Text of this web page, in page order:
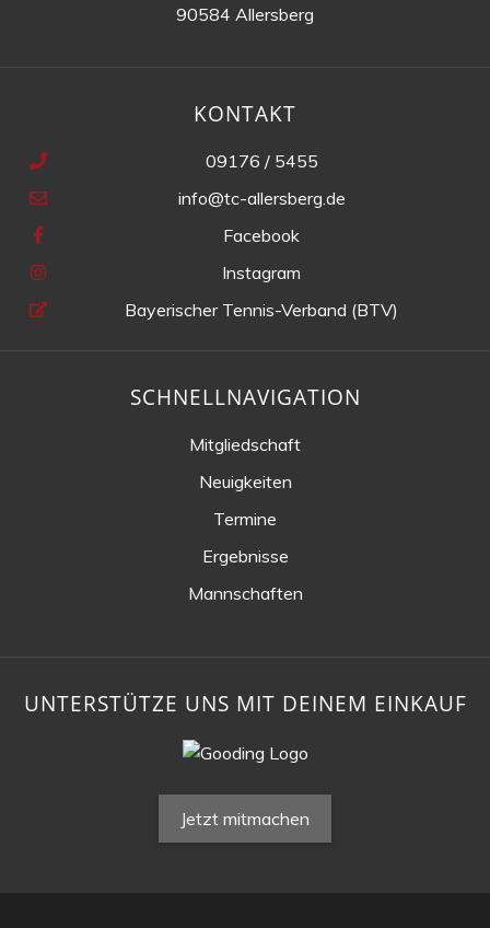
90584 Allersberg
KONTAKT
09176 / 5455
info@tc-allersberg.de
Facebook
Instagram
Bayerischer Tennis-Verband (BTV)
SCHNELLNAVIGATION
Mitgliedschaft
Neuigkeiten
Termine
Ergebnisse
Mannschaften
UNTERSTÜTZE UNS MIT DEINEM EINKAUF
Jetzt mitmachen